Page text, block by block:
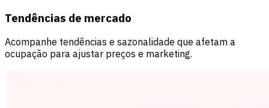
Tendências de mercado
Acompanhe tendências e sazonalidade que afetam a
ocupação para ajustar preços e marketing.